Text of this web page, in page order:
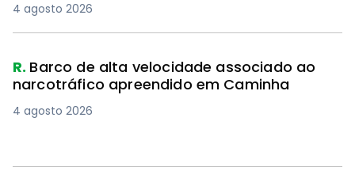
4 agosto 2026
R. Barco de alta velocidade associado ao
narcotráfico apreendido em Caminha
4 agosto 2026